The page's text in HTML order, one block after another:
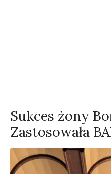
Sukces żony
Zastosowała